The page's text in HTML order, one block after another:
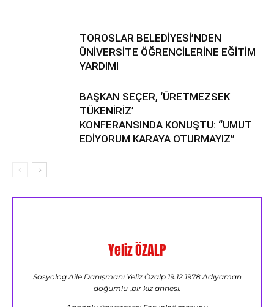
TOROSLAR BELEDİYESİ’NDEN
ÜNİVERSİTE ÖĞRENCİLERİNE EĞİTİM
YARDIMI
BAŞKAN SEÇER, ‘ÜRETMEZSEK
TÜKENİRİZ’
KONFERANSINDA KONUŞTU: “UMUT
EDİYORUM KARAYA OTURMAYIZ”
Yeliz ÖZALP
Sosyolog Aile Danışmanı Yeliz Özalp 19.12.1978 Adıyaman
doğumlu ,bir kız annesi.